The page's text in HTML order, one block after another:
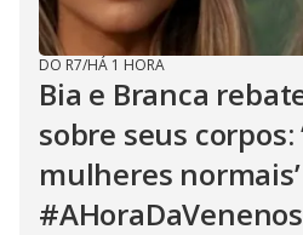
DO R7/HÁ 1 HORA
Bia e Branca
sobre seus corpos:
mulheres normais’